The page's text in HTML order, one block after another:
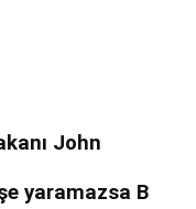
John
yaramazsa B